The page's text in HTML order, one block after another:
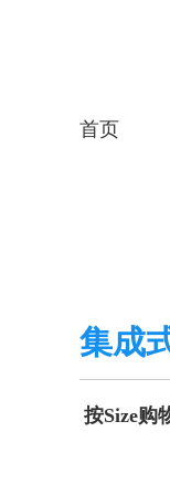
首页
集成
按Size购